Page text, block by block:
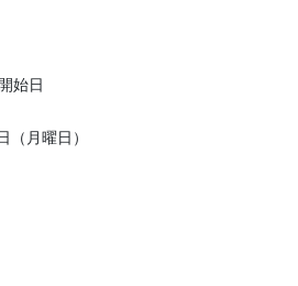
始日
（月曜日）